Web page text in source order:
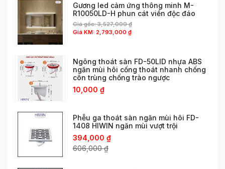
Gương led cảm ứng thông minh M-
R10050LD-H phun cát viền độc đáo
Giá gốc:3,527,000₫
Giá KM: 2,793,000 ₫
Ngõng thoát sàn FD-50LID nhựa ABS
ngăn mùi hôi cống thoát nhanh chống
côn trùng chống trào ngược
10,000 ₫
Phễu ga thoát sàn ngăn mùi hôi FD-
1408 HIWIN ngăn mùi vượt trội
394,000 ₫
606,000₫